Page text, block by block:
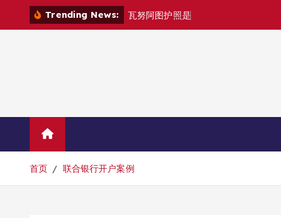
Trending News: 瓦努阿图护照是
首页 联合银行开户案例